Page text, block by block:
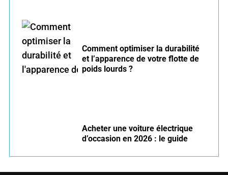
Comment optimiser la durabilité
et l’apparence de votre flotte de
poids lourds ?
Acheter une voiture électrique
d’occasion en 2026 : le guide